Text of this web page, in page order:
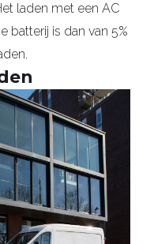
laden met een AC
batterij is dan van 5%